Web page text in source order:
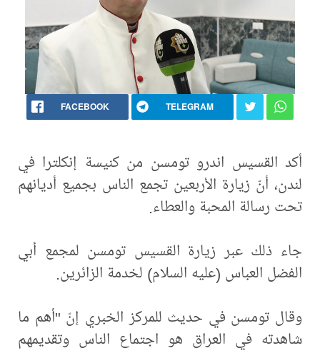
FACEBOOK TELEGRAM
أكد القسيس اندرو تومسن من كنيسة إنكلترا في
لندن، أنّ زيارة الأربعين تجمع الناس بجميع أديانهم
تحت رسالة المحبة والعطاء.
جاء ذلك عبر زيارة القسيس تومسن لمجمع أبي
الفضل العباس (عليه السلام) لخدمة الزائرين.
وقال تومسن في حديث للمركز الخبري إنّ "أهم ما
شاهدته في العراق هو اجتماع الناس وتقديمهم